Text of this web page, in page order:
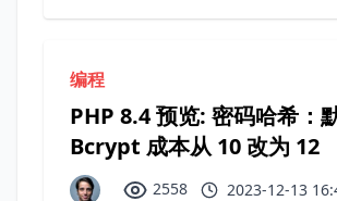
编程
PHP 8.4 预览: 密码哈希：
Bcrypt 成本从 10 改为 12
2558 2023-12-13